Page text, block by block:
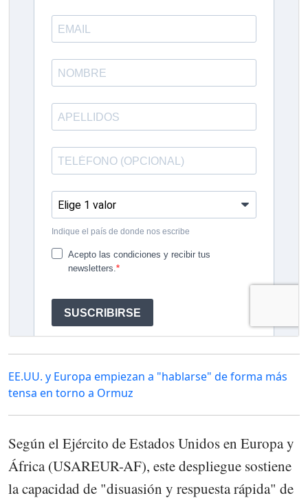
EE.UU. y Europa empiezan a "hablarse" de forma más
tensa en torno a Ormuz
Según el Ejército de Estados Unidos en Europa y
África (USAREUR-AF), este despliegue sostiene
la capacidad de "disuasión y respuesta rápida" de